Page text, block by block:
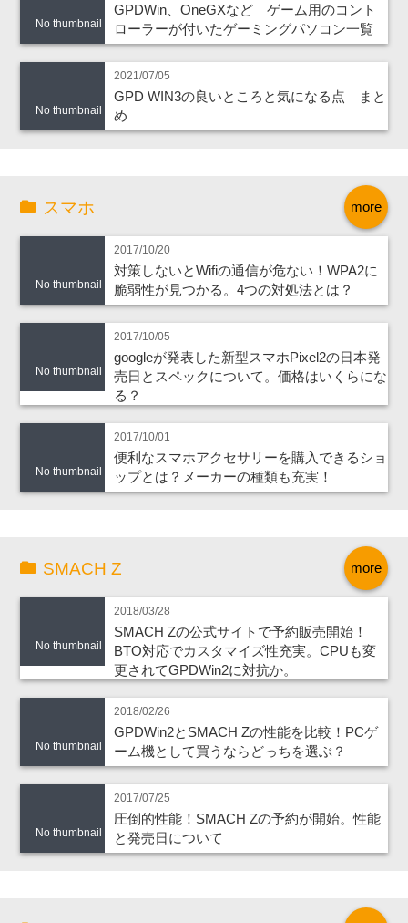
No thumbnail
GPDWin、OneGXなど ゲーム用のコント
ローラーが付いたゲーミングパソコン一覧
No thumbnail
2021/07/05
GPD WIN3の良いところと気になる点 まと
め
more
スマホ
No thumbnail
2017/10/20
対策しないとWifiの通信が危ない！WPA2に
脆弱性が見つかる。4つの対処法とは？
No thumbnail
2017/10/05
googleが発表した新型スマホPixel2の日本発
売日とスペックについて。価格はいくらにな
る？
No thumbnail
2017/10/01
便利なスマホアクセサリーを購入できるショ
ップとは？メーカーの種類も充実！
more
SMACH Z
No thumbnail
2018/03/28
SMACH Zの公式サイトで予約販売開始！
BTO対応でカスタマイズ性充実。CPUも変
更されてGPDWin2に対抗か。
No thumbnail
2018/02/26
GPDWin2とSMACH Zの性能を比較！PCゲ
ーム機として買うならどっちを選ぶ？
No thumbnail
2017/07/25
圧倒的性能！SMACH Zの予約が開始。性能
と発売日について